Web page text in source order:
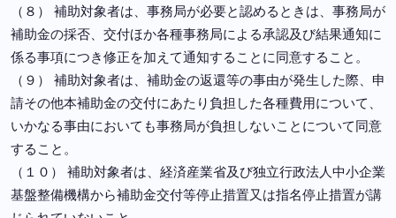
（８） 補助対象者は、事務局が必要と認めるときは、事務局が
補助金の採否、交付ほか各種事務局による承認及び結果通知に
係る事項につき修正を加えて通知することに同意すること。
（９） 補助対象者は、補助金の返還等の事由が発生した際、申
請その他本補助金の交付にあたり負担した各種費用について、
いかなる事由においても事務局が負担しないことについて同意
すること。
（１０） 補助対象者は、経済産業省及び独立行政法人中小企業
基盤整備機構から補助金交付等停止措置又は指名停止措置が講